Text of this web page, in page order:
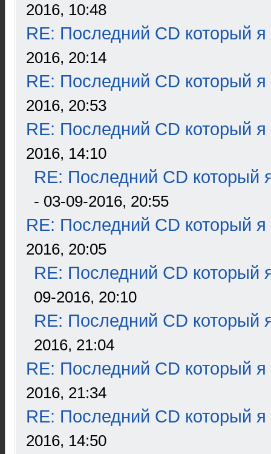
2016, 10:48
RE: Последний CD который я
2016, 20:14
RE: Последний CD который я
2016, 20:53
RE: Последний CD который я
2016, 14:10
RE: Последний CD который
- 03-09-2016, 20:55
RE: Последний CD который я
2016, 20:05
RE: Последний CD который
09-2016, 20:10
RE: Последний CD который
2016, 21:04
RE: Последний CD который я
2016, 21:34
RE: Последний CD который я
2016, 14:50